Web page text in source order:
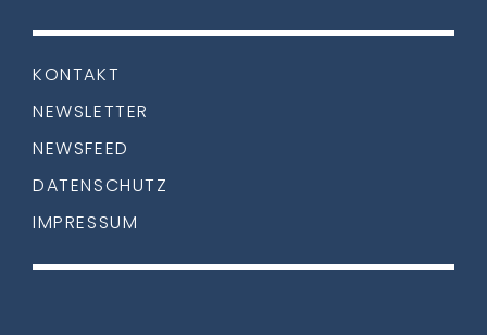
KONTAKT
NEWSLETTER
NEWSFEED
DATENSCHUTZ
IMPRESSUM